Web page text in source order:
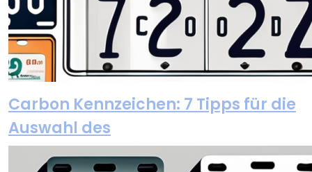
Carbon Kennzeichen: 7 Tipps für die
Auswahl des